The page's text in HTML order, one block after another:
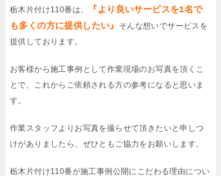
栃木片付け110番は、
『より良いサービスを1名で
も多くの方に提供したい』
そんな想いでサービスを
提供しております。
お客様から施工事例として作業現場のお写真を頂くこ
とで、これからご依頼される方の参考になると思いま
す。
作業スタッフよりお写真を撮らせて頂きたいと申しつ
けがありましたら、ぜひともご協力をお願いします。
栃木片付け110番が施工事例公開にこだわる理由につい